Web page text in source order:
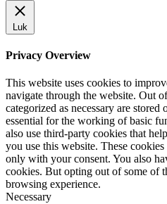
Luk
Privacy Overview
This website uses cookies to
navigate through the website. Out
categorized as necessary are
essential for the working of basic
also use third-party cookies that
you use this website. These
only with your consent. You also
cookies. But opting out of some of
browsing experience.
Necessary